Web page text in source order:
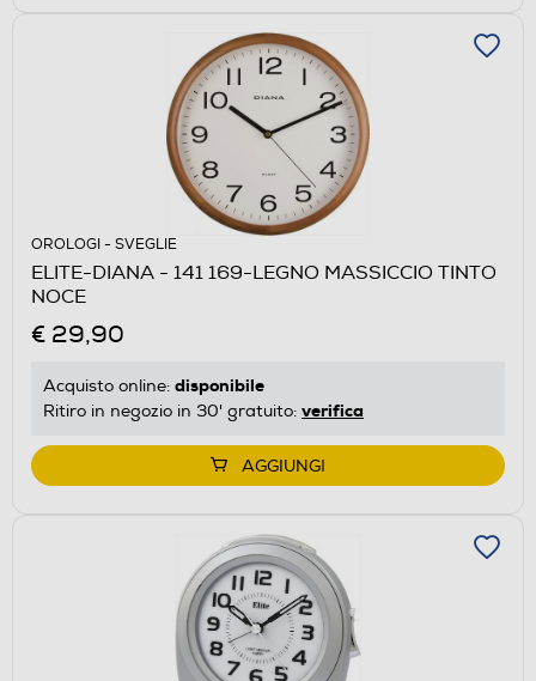
OROLOGI - SVEGLIE
ELITE-DIANA - 141 169-LEGNO MASSICCIO TINTO
NOCE
€ 29,90
Acquisto online: disponibile
Ritiro in negozio in 30' gratuito: verifica
AGGIUNGI